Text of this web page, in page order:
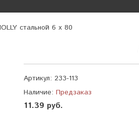
стальной 6 х 80
Артикул: 233-113
Наличие: Предзаказ
11.39 руб.